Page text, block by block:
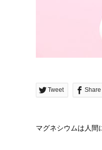
Tweet Share
マグネシウムは人間